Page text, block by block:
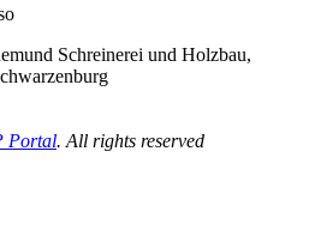
Schreinerei und Holzbau,
Portal. All rights reserved